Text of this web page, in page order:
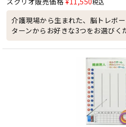
介護現場から生まれた、脳トレボ
ターンからお好きな3つをお選びく